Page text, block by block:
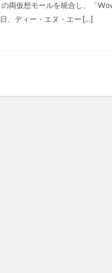
両仮想モールを統合し、「
、ディー・エヌ・エー […]